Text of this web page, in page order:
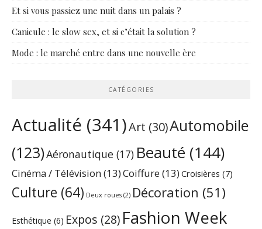
Et si vous passiez une nuit dans un palais ?
Canicule : le slow sex, et si c’était la solution ?
Mode : le marché entre dans une nouvelle ère
CATÉGORIES
Actualité (341)Art (30)Automobile
(123)Aéronautique (17) Beauté (144)
Cinéma / Télévision(13)Coiffure(13) Croisières (7)
Culture (64) Deux roues (2) Décoration (51)
Esthétique (6) Expos (28) Fashion Week